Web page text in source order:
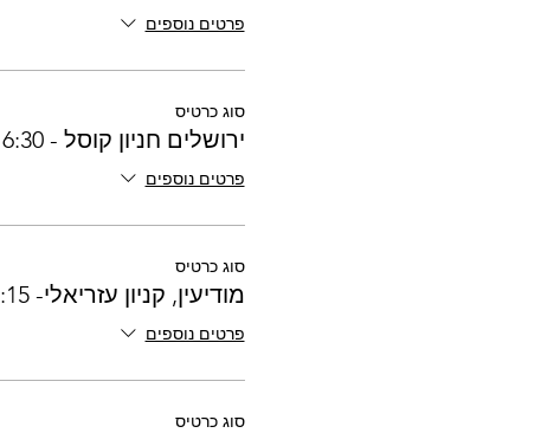
פרטים נוספים
סוג כרטיס
ירושלים חניון קוסל - 16:30
פרטים נוספים
סוג כרטיס
מודיעין, קניון עזריאלי- 17:15
פרטים נוספים
סוג כרטיס